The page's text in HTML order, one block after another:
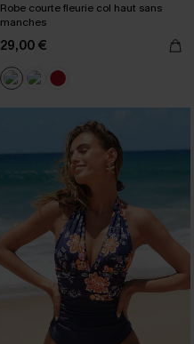
Robe courte fleurie col haut sans
manches
29,00 €